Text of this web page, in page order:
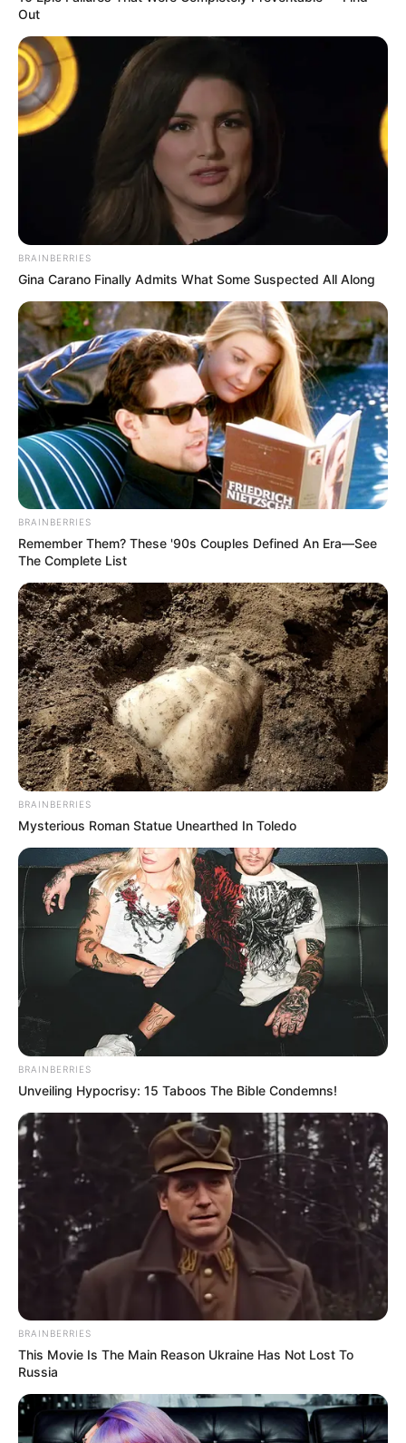
Out
BRAINBERRIES
Gina Carano Finally Admits What Some Suspected All Along
BRAINBERRIES
Remember Them? These '90s Couples Defined An Era—See
The Complete List
BRAINBERRIES
Mysterious Roman Statue Unearthed In Toledo
BRAINBERRIES
Unveiling Hypocrisy: 15 Taboos The Bible Condemns!
BRAINBERRIES
This Movie Is The Main Reason Ukraine Has Not Lost To
Russia